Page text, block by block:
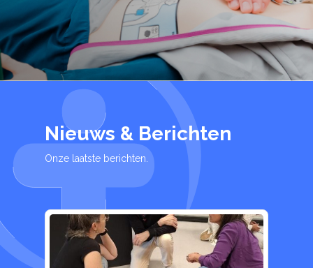
Nieuws & Berichten
Onze laatste berichten.